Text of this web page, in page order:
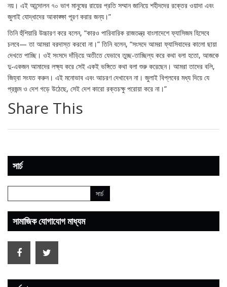
নয়। এই আন্দোলন ৭০ ভাগ মানুষের রায়ের প্রতি সম্মান জানিয়ে শহীদদের রক্তের ওয়াদা এবং
জুলাই যোদ্ধাদের আকাঙ্ক্ষা পূরণ করার জন্য।”
তিনি হুঁশিয়ারি উচ্চারণ করে বলেন, “কারও পারিবারিক রাজতন্ত্র বাংলাদেশে ফ্যাসিজম হিসেবে
চলবে— তা আমরা বরদাস্ত করবো না।” তিনি বলেন, “সংসদে আমরা ফ্যাসিবাদের কালো ছায়া
দেখতে পাচ্ছি। ওই সংসদে দাঁড়িয়ে অতীতে যেভাবে তুচ্ছ-তাচ্ছিল্য করে কথা বলা হতো, আজকে
দু-একজন আমাদের লক্ষ্য করে সেই একই ভঙ্গিতে কথা বলা শুরু করেছেন। আমরা তাদের বলি,
জিহ্বা সংযত করুন। এই মনোভাব এবং আচরণ দেখাবেন না। জুলাই বিপ্লবের মধ্য দিয়ে যে
প্রজন্ম ও দেশ গড়ে উঠেছে, সেই দেশ কারো রক্তচক্ষু পরোয়া করে না।”
Share This
সার্চ
সামাজিক যোগাযোগ মাধ্যম